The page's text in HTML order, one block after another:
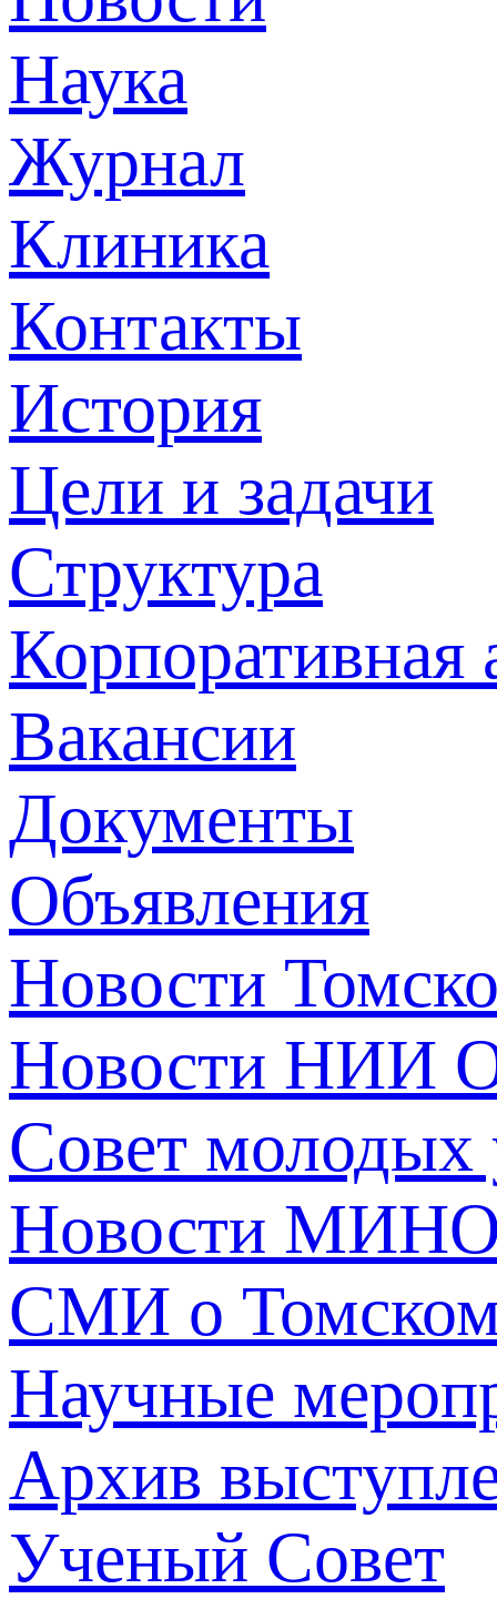
Наука
Журнал
Клиника
Контакты
История
Цели и задачи
Структура
Корпоративная
Вакансии
Документы
Объявления
Новости
Новости НИИ
Совет молодых
Новости
СМИ о
Научные
Архив
Ученый Совет